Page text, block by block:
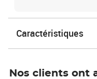
Caractéristiques
Nos clients ont